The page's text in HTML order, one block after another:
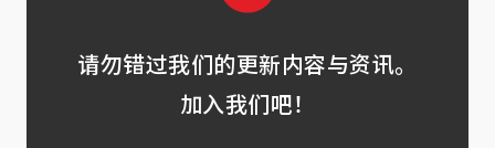
请勿错过我们的更新内容与资讯。
加入我们吧！